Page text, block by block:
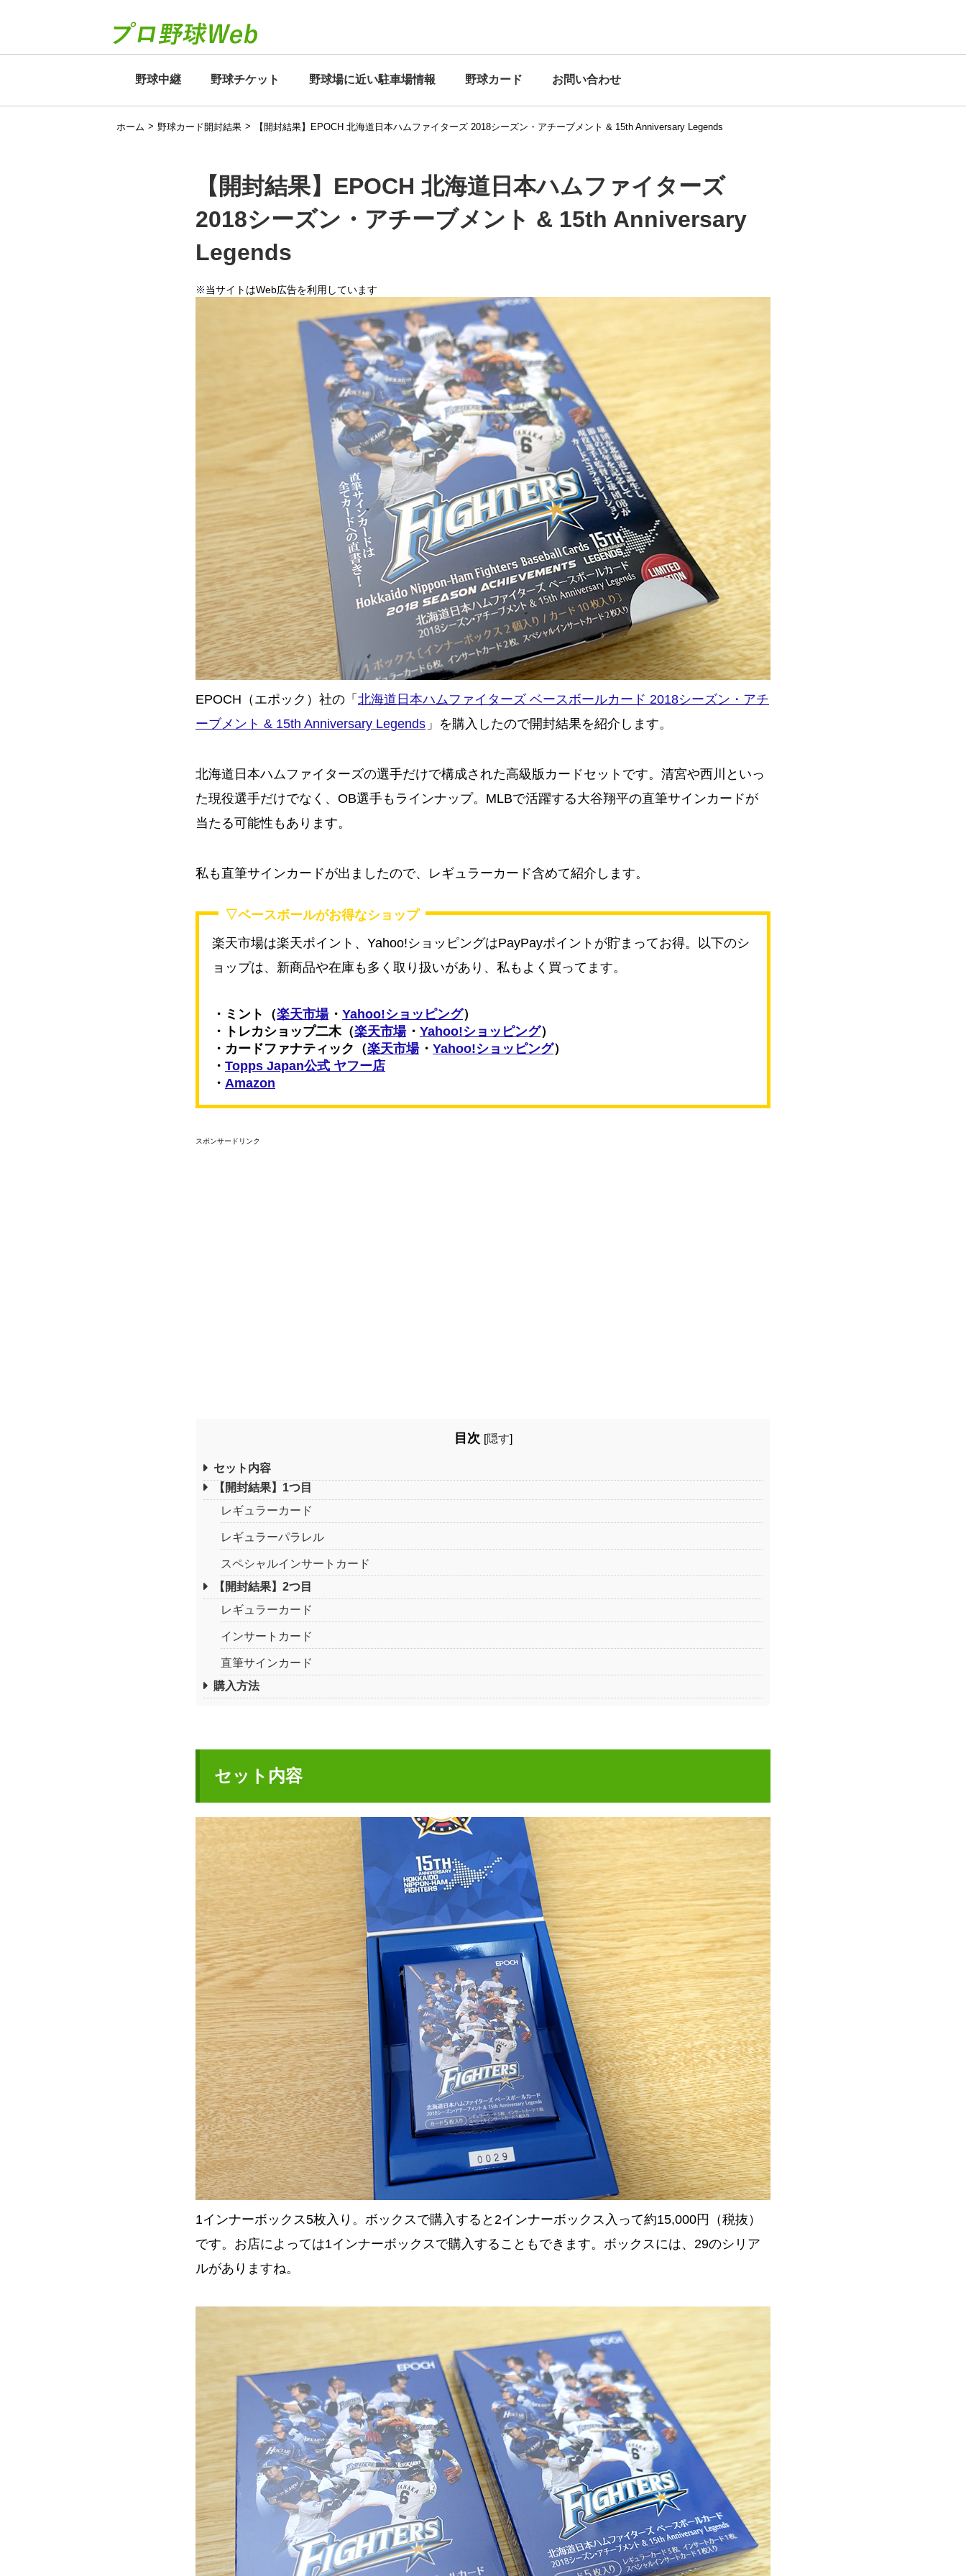
野球中継 野球チケット 野球場に近い駐車場情報 野球カード お問い合わせ
ホーム > 野球カード開封結果 > 【開封結果】EPOCH 北海道日本ハムファイターズ 2018シーズン・アチーブメント & 15th Anniversary Legends
【開封結果】EPOCH 北海道日本ハムファイターズ
2018シーズン・アチーブメント & 15th Anniversary
Legends
※当サイトはWeb広告を利用しています
EPOCH（エポック）社の「 北海道日本ハムファイターズ ベースボールカード 2018シーズン・アチ
ーブメント & 15th Anniversary Legends 」を購入したので開封結果を紹介します。
北海道日本ハムファイターズの選手だけで構成された高級版カードセットです。清宮や西川といっ
た現役選手だけでなく、OB選手もラインナップ。MLBで活躍する大谷翔平の直筆サインカードが
当たる可能性もあります。
私も直筆サインカードが出ましたので、レギュラーカード含めて紹介します。
▽ベースボールがお得なショップ
楽天市場は楽天ポイント、Yahoo!ショッピングはPayPayポイントが貯まってお得。以下のシ
ョップは、新商品や在庫も多く取り扱いがあり、私もよく買ってます。
・ミント（楽天市場 ・ Yahoo!ショッピング）
・トレカショップ二木（楽天市場 ・ Yahoo!ショッピング）
・カードファナティック（楽天市場 ・ Yahoo!ショッピング）
・ Topps Japan公式 ヤフー店
・ Amazon
スポンサードリンク
目次 [隠す]
セット内容
【開封結果】1つ目
レギュラーカード
レギュラーパラレル
スペシャルインサートカード
【開封結果】2つ目
レギュラーカード
インサートカード
直筆サインカード
購入方法
セット内容
1インナーボックス5枚入り。ボックスで購入すると2インナーボックス入って約15,000円（税抜）
です。お店によっては1インナーボックスで購入することもできます。ボックスには、29のシリア
ルがありますね。